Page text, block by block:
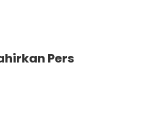
Pers